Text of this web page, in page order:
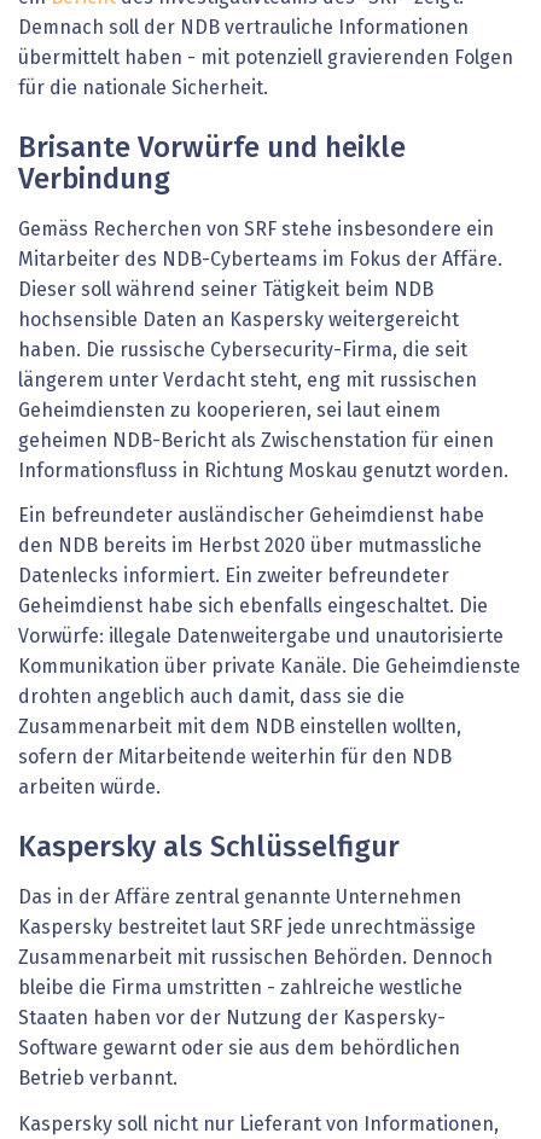
Demnach soll der NDB vertrauliche Informationen
übermittelt haben - mit potenziell gravierenden Folgen
für die nationale Sicherheit.
Brisante Vorwürfe und heikle
Verbindung
Gemäss Recherchen von SRF stehe insbesondere ein
Mitarbeiter des NDB-Cyberteams im Fokus der Affäre.
Dieser soll während seiner Tätigkeit beim NDB
hochsensible Daten an Kaspersky weitergereicht
haben. Die russische Cybersecurity-Firma, die seit
längerem unter Verdacht steht, eng mit russischen
Geheimdiensten zu kooperieren, sei laut einem
geheimen NDB-Bericht als Zwischenstation für einen
Informationsfluss in Richtung Moskau genutzt worden.
Ein befreundeter ausländischer Geheimdienst habe
den NDB bereits im Herbst 2020 über mutmassliche
Datenlecks informiert. Ein zweiter befreundeter
Geheimdienst habe sich ebenfalls eingeschaltet. Die
Vorwürfe: illegale Datenweitergabe und unautorisierte
Kommunikation über private Kanäle. Die Geheimdienste
drohten angeblich auch damit, dass sie die
Zusammenarbeit mit dem NDB einstellen wollten,
sofern der Mitarbeitende weiterhin für den NDB
arbeiten würde.
Kaspersky als Schlüsselfigur
Das in der Affäre zentral genannte Unternehmen
Kaspersky bestreitet laut SRF jede unrechtmässige
Zusammenarbeit mit russischen Behörden. Dennoch
bleibe die Firma umstritten - zahlreiche westliche
Staaten haben vor der Nutzung der Kaspersky-
Software gewarnt oder sie aus dem behördlichen
Betrieb verbannt.
Kaspersky soll nicht nur Lieferant von Informationen,